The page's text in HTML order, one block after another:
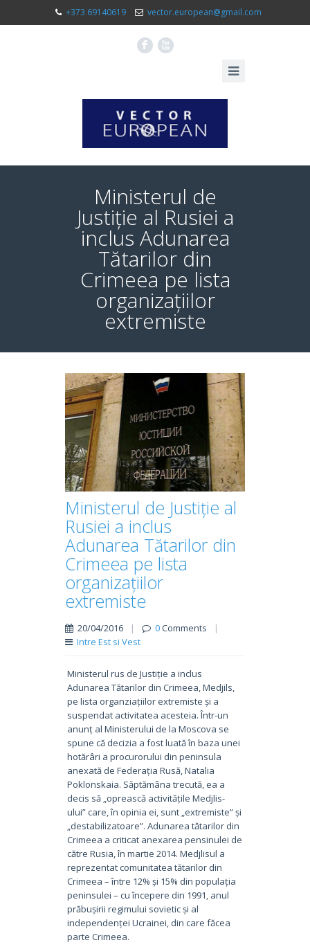
+373 69140619 vector.european@gmail.com
F X
Ministerul de
Justiție al Rusiei a
inclus Adunarea
Tătarilor din
Crimeea pe lista
organizațiilor
extremiste
Ministerul de Justiție al
Rusiei a inclus
Adunarea Tătarilor din
Crimeea pe lista
organizațiilor
extremiste
20/04/2016 | 0Comments
|
Intre Est si Vest
Ministerul rus de Justiție a inclus
Adunarea Tătarilor din Crimeea, Medjils,
pe lista organziațiilor extremiste și a
suspendat activitatea acesteia. Într-un
anunț al Ministerului de la Moscova se
spune că decizia a fost luată în baza unei
hotărâri a procurorului din peninsula
anexată de Federația Rusă, Natalia
Poklonskaia. Săptămâna trecută, ea a
decis să „oprească activitățile Medjlis-
ului” care, în opinia ei, sunt „extremiste” și
„destabilizatoare”. Adunarea tătarilor din
Crimeea a criticat anexarea pensinulei de
către Rusia, în martie 2014. Medjlisul a
reprezentat comunitatea tătarilor din
Crimeea – între 12% și 15% din populația
peninsulei – cu începere din 1991, anul
prăbușirii regimului sovietic și al
independenței Ucrainei, din care făcea
parte Crimeea.